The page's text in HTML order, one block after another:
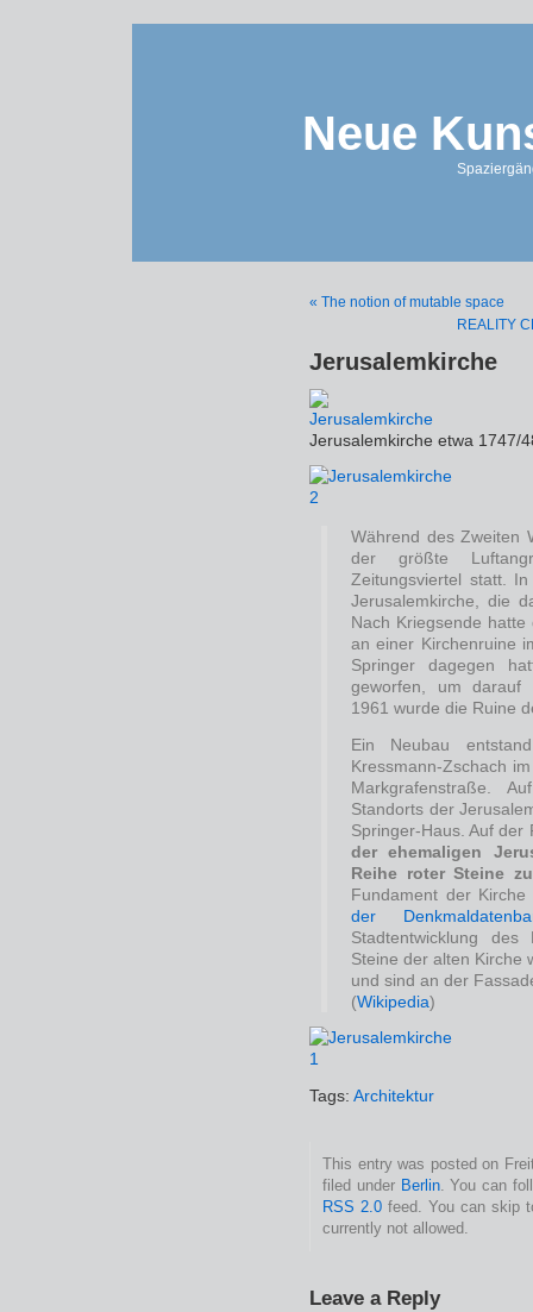
Neue
« The notion of mutable space
REALITY
Jerusalemkirche
Jerusalemkirche etwa 1747/
Während des Zweiten
der größte
Zeitungsviertel statt.
Jerusalemkirche, die
Nach Kriegsende
an einer Kirchenruine
Springer dagegen
geworfen, um darauf
1961 wurde die Ruine
Ein Neubau
Kressmann-Zschach
Markgrafenstraße.
Standorts der
Springer-Haus. Auf
der ehemaligen
Reihe roter Steine
Fundament der
der
Stadtentwicklung
Steine der alten Kirche
und sind an der
(Wikipedia)
Tags: Architektur
This entry was posted on
filed under Berlin. You can
RSS 2.0feed. You can skip
currently not allowed.
Leave a Reply